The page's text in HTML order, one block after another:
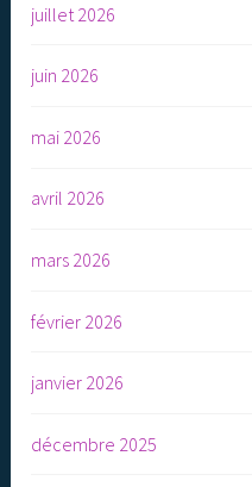
juillet 2026
juin 2026
mai 2026
avril 2026
mars 2026
février 2026
janvier 2026
décembre 2025